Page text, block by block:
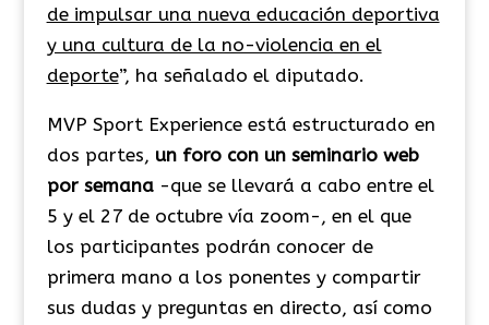
de impulsar una nueva educación deportiva
y una cultura de la no-violencia en el
deporte”, ha señalado el diputado.
MVP Sport Experience está estructurado en
dos partes, un foro con un seminario web
por semana-que se llevará a cabo entre el
5 y el 27 de octubre vía zoom-, en el que
los participantes podrán conocer de
primera mano a los ponentes y compartir
sus dudas y preguntas en directo, así como